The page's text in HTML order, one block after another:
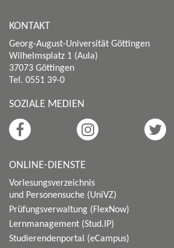
KONTAKT
Georg-August-Universität Göttingen
Wilhelmsplatz 1 (Aula)
37073 Göttingen
Tel. 0551 39-0
SOZIALE MEDIEN
ONLINE-DIENSTE
Vorlesungsverzeichnis
und Personensuche (UniVZ)
Prüfungsverwaltung (FlexNow)
Lernmanagement (Stud.IP)
Studierendenportal (eCampus)